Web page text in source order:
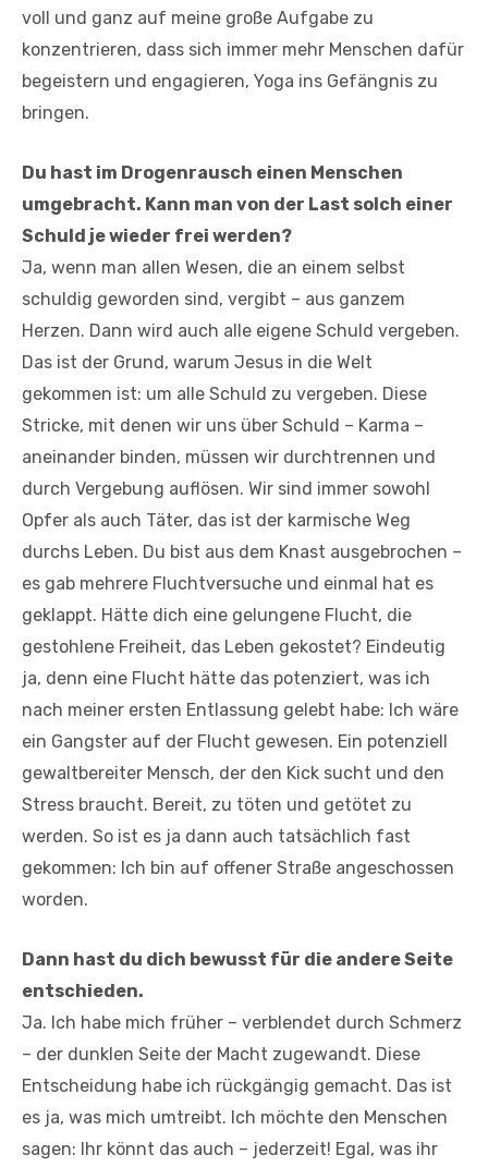
voll und ganz auf meine große Aufgabe zu
konzentrieren, dass sich immer mehr Menschen dafür
begeistern und engagieren, Yoga ins Gefängnis zu
bringen.
Du hast im Drogenrausch einen Menschen
umgebracht. Kann man von der Last solch einer
Schuld je wieder frei werden?
Ja, wenn man allen Wesen, die an einem selbst
schuldig geworden sind, vergibt – aus ganzem
Herzen. Dann wird auch alle eigene Schuld vergeben.
Das ist der Grund, warum Jesus in die Welt
gekommen ist: um alle Schuld zu vergeben. Diese
Stricke, mit denen wir uns über Schuld – Karma –
aneinander binden, müssen wir durchtrennen und
durch Vergebung auflösen. Wir sind immer sowohl
Opfer als auch Täter, das ist der karmische Weg
durchs Leben. Du bist aus dem Knast ausgebrochen –
es gab mehrere Fluchtversuche und einmal hat es
geklappt. Hätte dich eine gelungene Flucht, die
gestohlene Freiheit, das Leben gekostet? Eindeutig
ja, denn eine Flucht hätte das potenziert, was ich
nach meiner ersten Entlassung gelebt habe: Ich wäre
ein Gangster auf der Flucht gewesen. Ein potenziell
gewaltbereiter Mensch, der den Kick sucht und den
Stress braucht. Bereit, zu töten und getötet zu
werden. So ist es ja dann auch tatsächlich fast
gekommen: Ich bin auf offener Straße angeschossen
worden.
Dann hast du dich bewusst für die andere Seite
entschieden.
Ja. Ich habe mich früher – verblendet durch Schmerz
– der dunklen Seite der Macht zugewandt. Diese
Entscheidung habe ich rückgängig gemacht. Das ist
es ja, was mich umtreibt. Ich möchte den Menschen
sagen: Ihr könnt das auch – jederzeit! Egal, was ihr